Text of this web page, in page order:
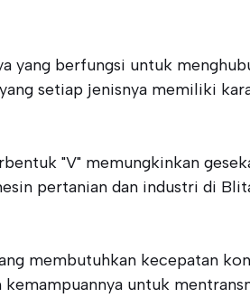
yang berfungsi untuk
setiap jenisnya memiliki
"V" memungkinkan
pertanian dan industri di
membutuhkan kecepatan
untuk